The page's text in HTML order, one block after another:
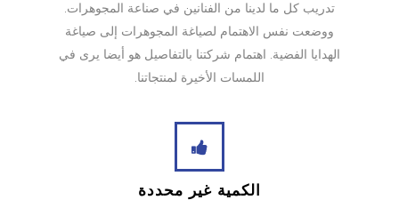
تدريب كل ما لدينا من الفنانين في صناعة المجوهرات.
ووضعت نفس الاهتمام لصياغة المجوهرات إلى صياغة
الهدايا الفضية. اهتمام شركتنا بالتفاصيل هو أيضا يرى في
اللمسات الأخيرة لمنتجاتنا.
الكمية غير محددة